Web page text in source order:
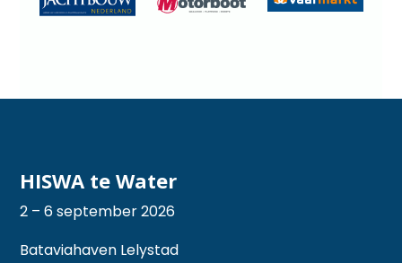
HISWA te Water
2 – 6 september 2026
Bataviahaven Lelystad